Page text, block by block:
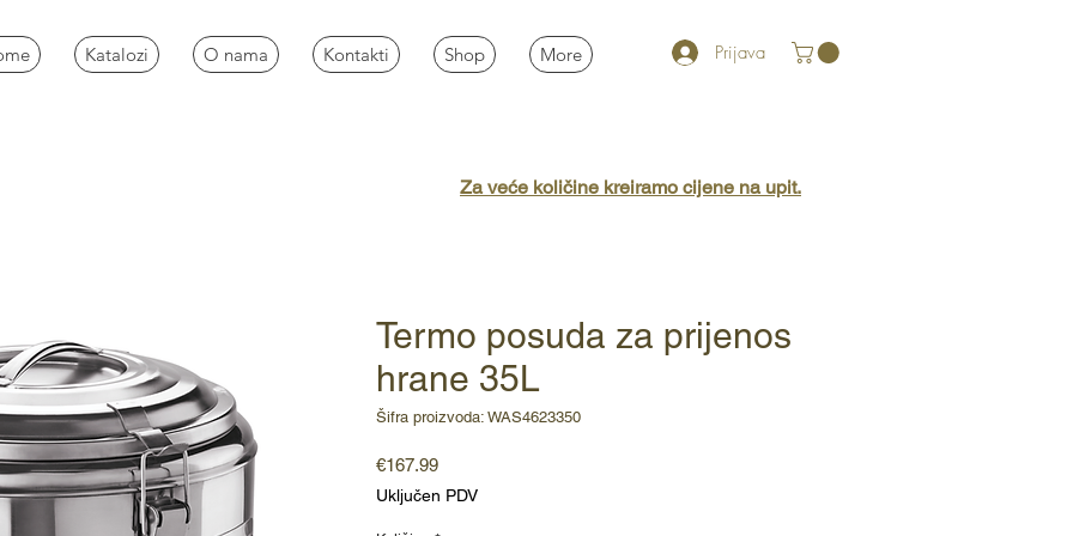
Katalozi O nama Kontakti Shop More Prijava
Termo posuda za prijenos
hrane 35L
Šifra proizvoda: WAS4623350
€167.99Cijena
Uključen PDV
Za veće količine kreiramo cijene na upit.